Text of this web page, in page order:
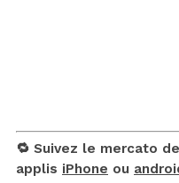
🔁 Suivez le mercato
applis iPhone ou